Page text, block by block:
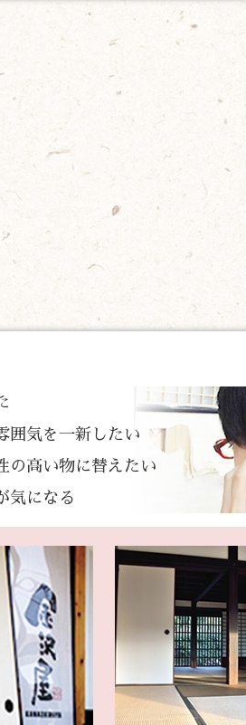
囲気を一新したい
の高い物に替えたい
気になる